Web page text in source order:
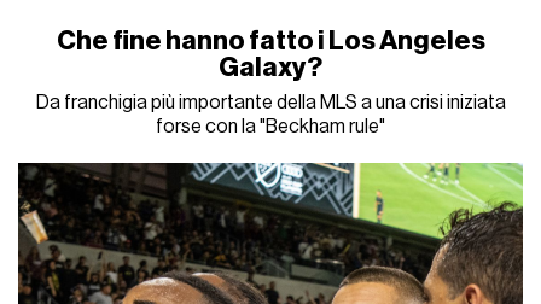
Che fine hanno fatto i Los Angeles
Galaxy?
Da franchigia più importante della MLS a una crisi iniziata
forse con la "Beckham rule"